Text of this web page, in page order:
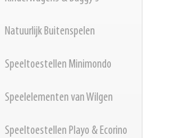
Natuurlijk Buitenspelen
Speeltoestellen Minimondo
Speelelementen van Wilgen
Speeltoestellen Playo & Ecorino